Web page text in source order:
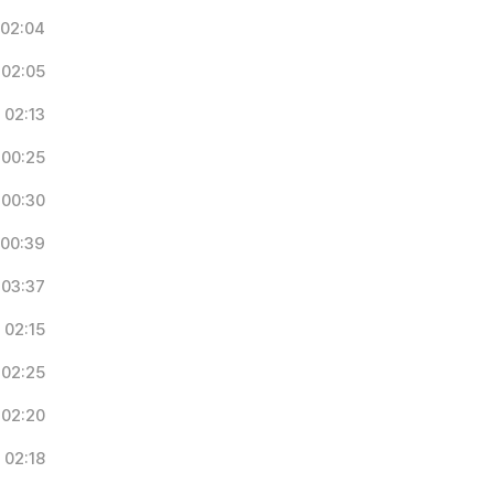
02:04
02:05
02:13
00:25
00:30
00:39
03:37
02:15
02:25
02:20
02:18